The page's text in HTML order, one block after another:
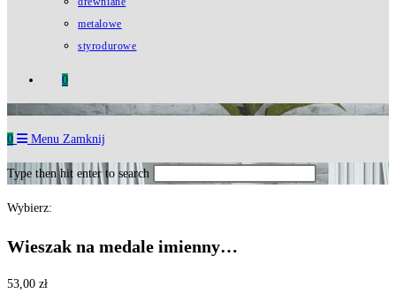
metalowe
styrodurowe
0
0 Menu Zamknij
Type then hit enter to search
Wybierz:
Wieszak na medale imienny…
53,00 zł